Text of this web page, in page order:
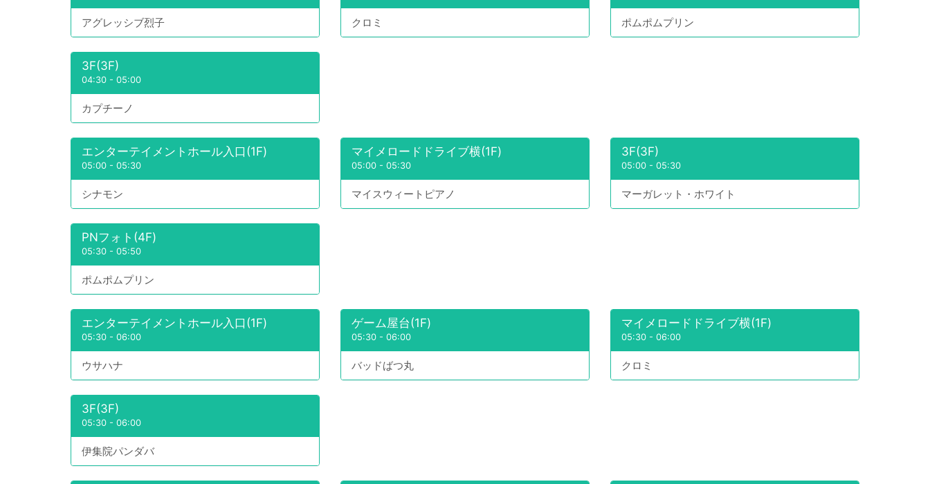
アグレッシブ烈子 クロミ ポムポムプリン
3F(3F)
04:30 - 05:00
カプチーノ
エンターテイメントホール入口(1F)
05:00 - 05:30
シナモン
マイメロードドライブ横(1F)
05:00- 05:30
マイスウィートピアノ
3F(3F)
05:00- 05:30
マーガレット・ホワイト
PNフォト(4F)
05:30 - 05:50
ポムポムプリン
エンターテイメントホール入口(1F)
05:30 - 06:00
ウサハナ
ゲーム屋台(1F)
05:30- 06:00
バッドばつ丸
マイメロードドライブ横(1F)
05:30- 06:00
クロミ
3F(3F)
05:30 - 06:00
伊集院パンダバ